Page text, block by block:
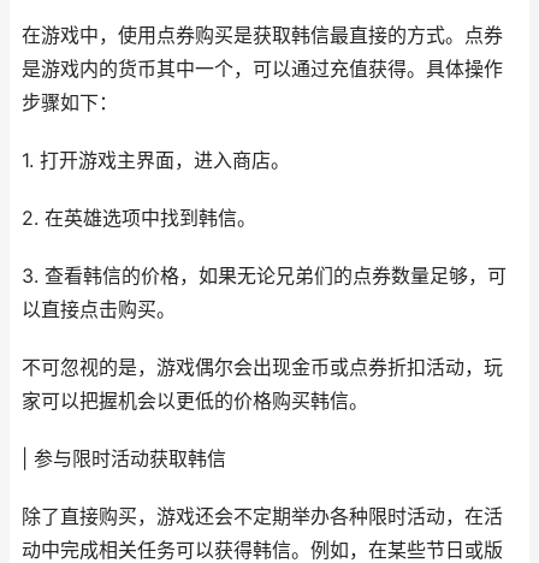
在游戏中，使用点券购买是获取韩信最直接的方式。点券
是游戏内的货币其中一个，可以通过充值获得。具体操作
步骤如下：
1. 打开游戏主界面，进入商店。
2. 在英雄选项中找到韩信。
3. 查看韩信的价格，如果无论兄弟们的点券数量足够，可
以直接点击购买。
不可忽视的是，游戏偶尔会出现金币或点券折扣活动，玩
家可以把握机会以更低的价格购买韩信。
| 参与限时活动获取韩信
除了直接购买，游戏还会不定期举办各种限时活动，在活
动中完成相关任务可以获得韩信。例如，在某些节日或版